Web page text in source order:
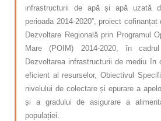
infrastructurii de apă și apă uzată
perioada 2014-2020”, proiect
Dezvoltare Regională prin Programul
Mare (POIM) 2014-2020, în
Dezvoltarea infrastructurii de mediu în
eficient al resurselor, Obiectivul
nivelului de colectare și epurare a
și a gradului de asigurare a
populației.